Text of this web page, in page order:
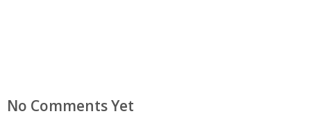
No Comments Yet